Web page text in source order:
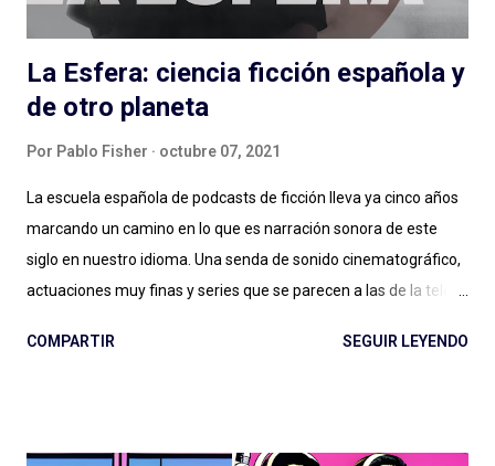
de una muy...
La Esfera: ciencia ficción española y
de otro planeta
Por Pablo Fisher octubre 07, 2021
La escuela española de podcasts de ficción lleva ya cinco años
marcando un camino en lo que es narración sonora de este
siglo en nuestro idioma. Una senda de sonido cinematográfico,
actuaciones muy finas y series que se parecen a las de la tele
Apagón en adelante. Ese nivel presupuestario, esa dedicación
COMPARTIR SEGUIR LEYENDO